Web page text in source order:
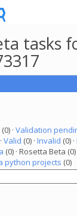
tasks
(0) · Validation
Valid (0) · Invalid (0) ·
(0) · Rosetta Beta (0)
python projects (0)